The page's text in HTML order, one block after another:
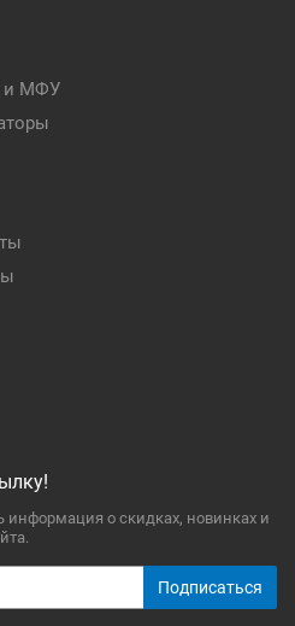
и МФУ
информация о скидках, новинках и
Подписаться